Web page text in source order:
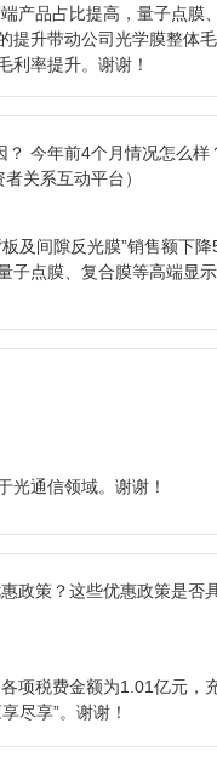
产品占比提高，量子点膜
提升带动公司光学膜整体
利率提升。谢谢！
？ 今年前4个月情况怎么样
者关系互动平台）
及间隙反光膜”销售额下降
子点膜、复合膜等高端显
光通信领域。谢谢！
政策？这些优惠政策是否
项税费金额为1.01亿元，
尽享”。谢谢！